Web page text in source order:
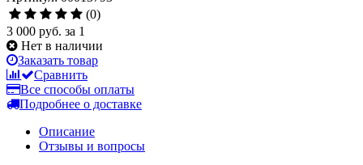
(0)
3 000 руб. за 1
Нет в наличии
Заказать товар
Сравнить
Все способы оплаты
Подробнее о доставке
Описание
Отзывы и вопросы